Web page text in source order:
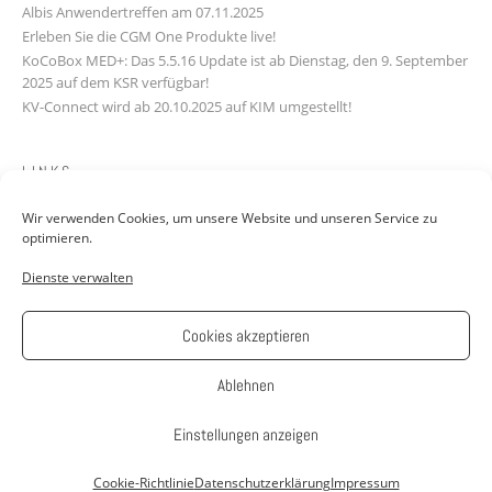
Wir verwenden Cookies, um unsere Website und unseren Service zu
optimieren.
Dienste verwalten
Cookies akzeptieren
Ablehnen
Einstellungen anzeigen
Cookie-RichtlinieDatenschutzerklärungImpressum
Albis Anwendertreffen am 07.11.2025
Erleben Sie die CGM One Produkte live!
KoCoBox MED+: Das 5.5.16 Update ist ab Dienstag, den 9. September
2025 auf dem KSR verfügbar!
KV-Connect wird ab 20.10.2025 auf KIM umgestellt!
LINKS
Downloads
FAQ
Jobs: Werde Teil unseres Teams!
Impressum